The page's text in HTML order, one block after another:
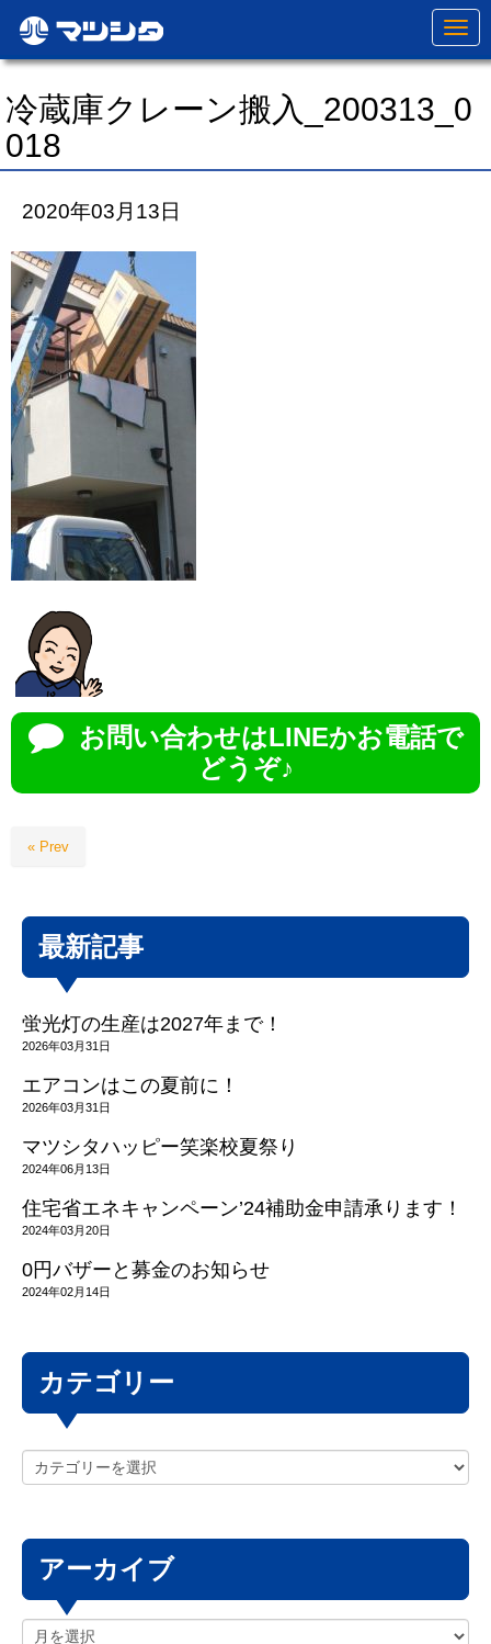
N
a
v
g
a
o
冷蔵庫クレーン搬入_200313_0
018
2020年03月13日
お問い合わせはLINEかお電話で
どうぞ♪
« Prev
最新記事
蛍光灯の生産は2027年まで！
2026年03月31日
エアコンはこの夏前に！
2026年03月31日
マツシタハッピー笑楽校夏祭り
2024年06月13日
住宅省エネキャンペーン’24補助金申請承ります！
2024年03月20日
0円バザーと募金のお知らせ
2024年02月14日
カテゴリー
アーカイブ